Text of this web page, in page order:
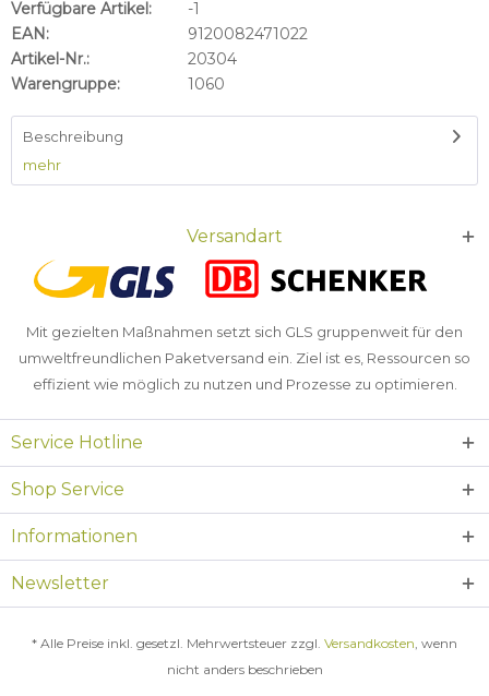
Verfügbare Artikel:
-1
EAN:
9120082471022
Artikel-Nr.:
20304
Warengruppe:
1060
Beschreibung
mehr
Versandart
Mit gezielten Maßnahmen setzt sich GLS gruppenweit für den
umweltfreundlichen Paketversand ein. Ziel ist es, Ressourcen so
effizient wie möglich zu nutzen und Prozesse zu optimieren.
Service Hotline
Shop Service
Informationen
Newsletter
* Alle Preise inkl. gesetzl. Mehrwertsteuer zzgl. Versandkosten, wenn
nicht anders beschrieben